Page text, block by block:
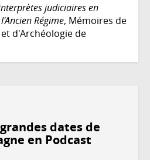
judiciaires en
Régime, Mémoires de
d'Archéologie de
dates de
en Podcast